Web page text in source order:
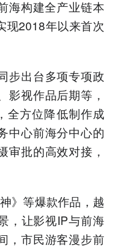
海构建全产业链本
现2018年以来首次
步出台多项专项政
影视作品后期等，
全方位降低制作成
中心前海分中心的
审批的高效对接，
》等爆款作品，越
，让影视IP与前海
，市民游客漫步前